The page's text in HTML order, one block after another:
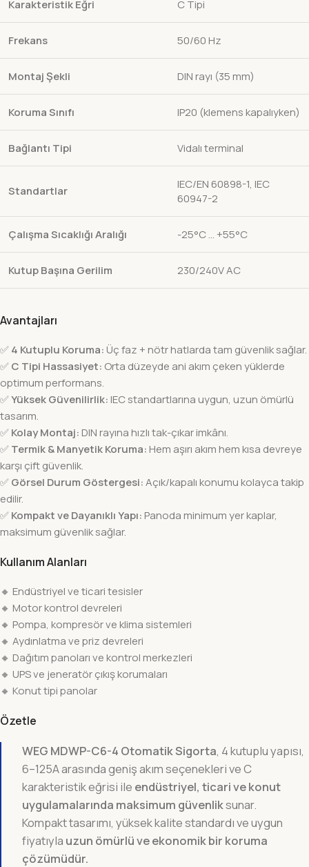
Karakteristik Eğri C Tipi
Frekans 50/60 Hz
Montaj Şekli DIN rayı (35 mm)
Koruma Sınıfı IP20 (klemens kapalıyken)
Bağlantı Tipi Vidalı terminal
Standartlar
IEC/EN 60898-1, IEC
60947-2
Çalışma Sıcaklığı Aralığı -25°C … +55°C
Kutup Başına Gerilim 230/240V AC
Avantajları
✅ 4 Kutuplu Koruma: Üç faz + nötr hatlarda tam güvenlik sağlar.
✅ C Tipi Hassasiyet: Orta düzeyde ani akım çeken yüklerde
optimum performans.
✅Yüksek Güvenilirlik: IEC standartlarına uygun, uzun ömürlü
tasarım.
✅ Kolay Montaj: DIN rayına hızlı tak-çıkar imkânı.
✅ Termik & Manyetik Koruma: Hem aşırı akım hem kısa devreye
karşı çift güvenlik.
✅ Görsel Durum Göstergesi:Açık/kapalı konumu kolayca takip
edilir.
✅ Kompakt ve Dayanıklı Yapı: Panoda minimum yer kaplar,
maksimum güvenlik sağlar.
Kullanım Alanları
🔸 Endüstriyel ve ticari tesisler
🔸 Motor kontrol devreleri
🔸 Pompa, kompresör ve klima sistemleri
🔸 Aydınlatma ve priz devreleri
🔸 Dağıtım panoları ve kontrol merkezleri
🔸 UPS ve jeneratör çıkış korumaları
🔸 Konut tipi panolar
Özetle
WEG MDWP-C6-4 Otomatik Sigorta, 4 kutuplu yapısı,
6–125A arasında geniş akım seçenekleri ve C
karakteristik eğrisi ile endüstriyel, ticari ve konut
uygulamalarında maksimum güvenliksunar.
Kompakt tasarımı, yüksek kalite standardı ve uygun
fiyatıyla uzun ömürlü ve ekonomik bir koruma
çözümüdür.